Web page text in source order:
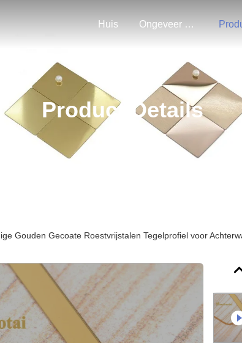
Huis Ongeveer Ons
Product Details
Gouden Gecoate Roestvrijstalen Tegelprofiel voor